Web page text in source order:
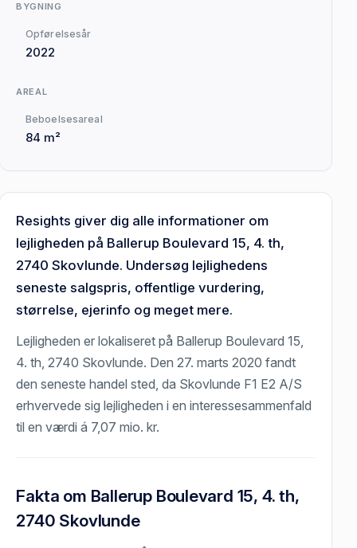
BYGNING
Opførelsesår
2022
AREAL
Beboelsesareal
84 m²
Resights giver dig alle informationer om
lejligheden på Ballerup Boulevard 15, 4. th,
2740 Skovlunde. Undersøg lejlighedens
seneste salgspris, offentlige vurdering,
størrelse, ejerinfo og meget mere.
Lejligheden er lokaliseret på Ballerup Boulevard 15,
4. th, 2740 Skovlunde. Den 27. marts 2020 fandt
den seneste handel sted, da Skovlunde F1 E2 A/S
erhvervede sig lejligheden i en interessesammenfald
til en værdi á 7,07 mio. kr.
Fakta om Ballerup Boulevard 15, 4. th,
2740 Skovlunde